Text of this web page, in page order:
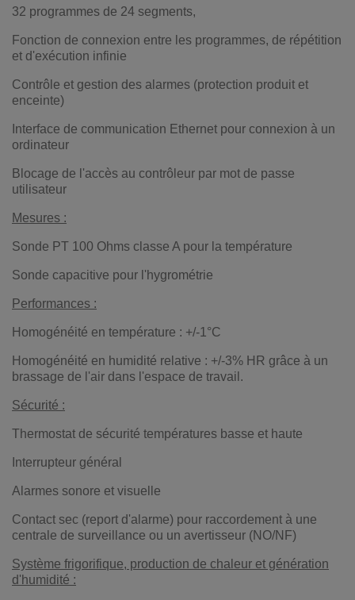
32 programmes de 24 segments,
Fonction de connexion entre les programmes, de répétition
et d'exécution infinie
Contrôle et gestion des alarmes (protection produit et
enceinte)
Interface de communication Ethernet pour connexion à un
ordinateur
Blocage de l'accès au contrôleur par mot de passe
utilisateur
Mesures :
Sonde PT 100 Ohms classe A pour la température
Sonde capacitive pour l'hygrométrie
Performances :
Homogénéité en température : +/-1°C
Homogénéité en humidité relative : +/-3% HR grâce à un
brassage de l'air dans l'espace de travail.
Sécurité :
Thermostat de sécurité températures basse et haute
Interrupteur général
Alarmes sonore et visuelle
Contact sec (report d'alarme) pour raccordement à une
centrale de surveillance ou un avertisseur (NO/NF)
Système frigorifique, production de chaleur et génération
d'humidité :